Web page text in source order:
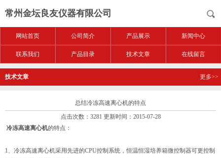
常州金坛良友仪器有限公司
网站首页 公司简介 产品展示 新闻中心
联系我们 产品目录 技术文章 在线留言
技术文章 更多>>
总结冷冻高速离心机的特点
点击次数：3281 更新时间：2015-07-28
冷冻高速离心机的特点：
1、冷冻高速离心机采用先进的CPU控制系统，恒温恒湿培养箱微控制器可更控制